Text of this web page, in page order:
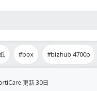
#box #bizhub 4700p
更新 30日